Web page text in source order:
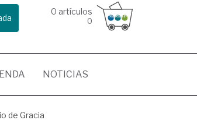
0 artículos
0
NOTICIAS
de Gracia